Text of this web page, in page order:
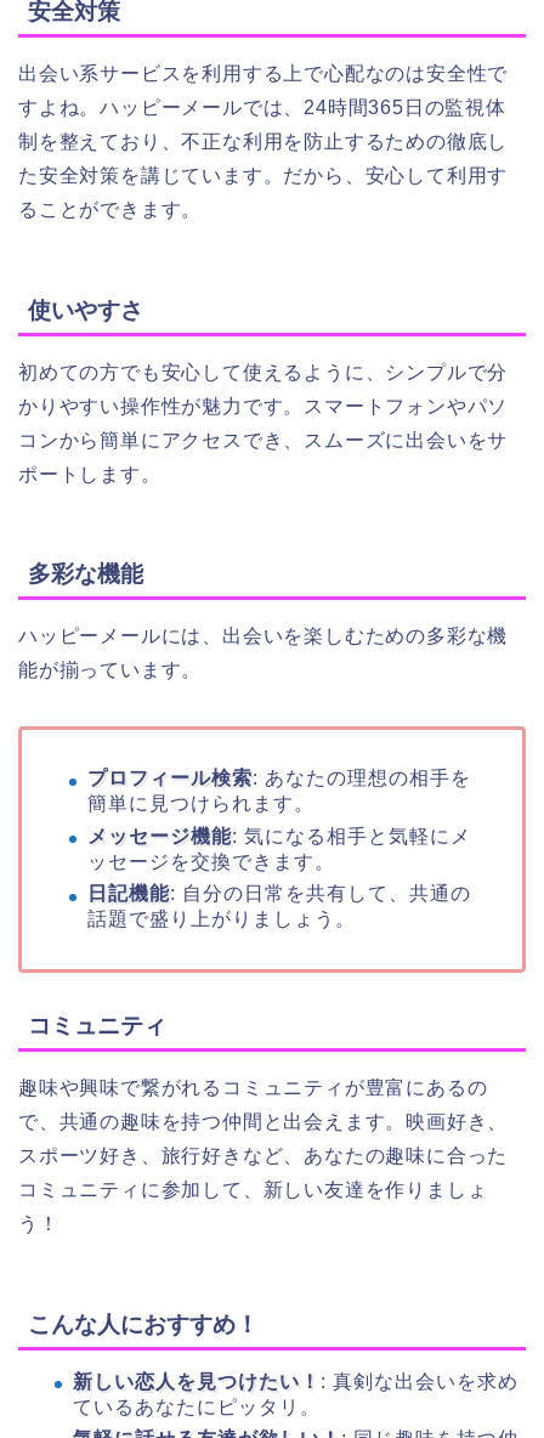
安全対策
出会い系サービスを利用する上で心配なのは安全性で
すよね。ハッピーメールでは、24時間365日の監視体
制を整えており、不正な利用を防止するための徹底し
た安全対策を講じています。だから、安心して利用す
ることができます。
使いやすさ
初めての方でも安心して使えるように、シンプルで分
かりやすい操作性が魅力です。スマートフォンやパソ
コンから簡単にアクセスでき、スムーズに出会いをサ
ポートします。
多彩な機能
ハッピーメールには、出会いを楽しむための多彩な機
能が揃っています。
プロフィール検索: あなたの理想の相手を
簡単に見つけられます。
メッセージ機能: 気になる相手と気軽にメ
ッセージを交換できます。
日記機能: 自分の日常を共有して、共通の
話題で盛り上がりましょう。
コミュニティ
趣味や興味で繋がれるコミュニティが豊富にあるの
で、共通の趣味を持つ仲間と出会えます。映画好き、
スポーツ好き、旅行好きなど、あなたの趣味に合った
コミュニティに参加して、新しい友達を作りましょ
う！
こんな人におすすめ！
新しい恋人を見つけたい！ : 真剣な出会いを求め
ているあなたにピッタリ。